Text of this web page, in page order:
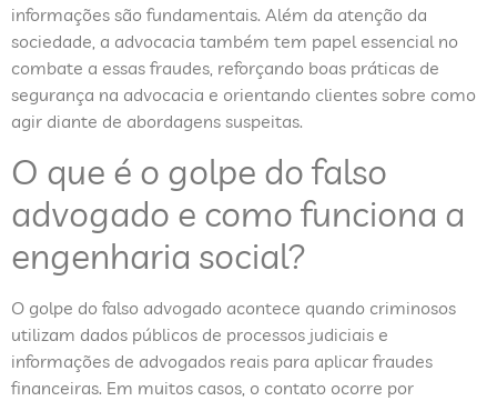
informações são fundamentais. Além da atenção da
sociedade, a advocacia também tem papel essencial no
combate a essas fraudes, reforçando boas práticas de
segurança na advocacia e orientando clientes sobre como
agir diante de abordagens suspeitas.
O que é o golpe do falso
advogado e como funciona a
engenharia social?
O golpe do falso advogado acontece quando criminosos
utilizam dados públicos de processos judiciais e
informações de advogados reais para aplicar fraudes
financeiras. Em muitos casos, o contato ocorre por